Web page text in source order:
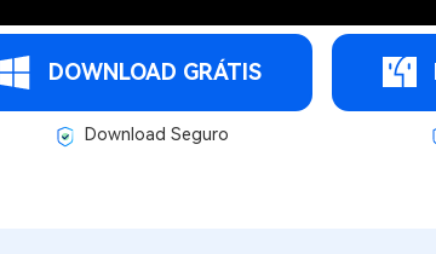
DOWNLOAD GRÁTIS
Download Seguro